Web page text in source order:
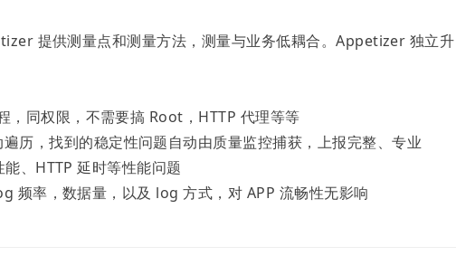
提供测量点和测量方法，测量与业务低耦合。Appetizer 独立升
，同权限，不需要搞 Root，HTTP 代理等等
历，找到的稳定性问题自动由质量监控捕获，上报完整、专业
、HTTP 延时等性能问题
频率，数据量，以及 log 方式，对 APP 流畅性无影响